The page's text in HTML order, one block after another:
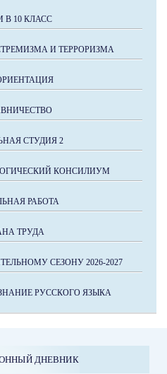
В 10 КЛАСС
И ТЕРРОРИЗМА
СТУДИЯ 2
КОНСИЛИУМ
РАБОТА
ТРУДА
СЕЗОНУ 2026-2027
РУССКОГО ЯЗЫКА
ДНЕВНИК